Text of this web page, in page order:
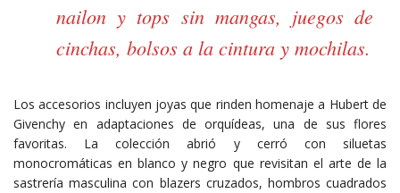
nailon y tops sin mangas, juegos de
cinchas, bolsos a la cintura y mochilas.
Los accesorios incluyen joyas que rinden homenaje a Hubert de
Givenchy en adaptaciones de orquídeas, una de sus flores
favoritas. La colección abrió y cerró con siluetas
monocromáticas en blanco y negro que revisitan el arte de la
sastrería masculina con blazers cruzados, hombros cuadrados